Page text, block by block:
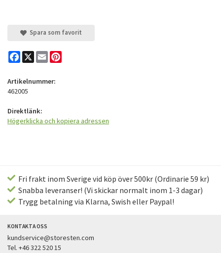
Spara som favorit
Facebook
X Email
Artikelnummer:
462005
Direktlänk:
Högerklicka och kopiera adressen
Fri frakt inom Sverige vid köp över 500kr (Ordinarie 59 kr)
Snabba leveranser! (Vi skickar normalt inom 1-3 dagar)
Trygg betalning via Klarna, Swish eller Paypal!
KONTAKTA OSS
kundservice@storesten.com
Tel. +46 322 520 15